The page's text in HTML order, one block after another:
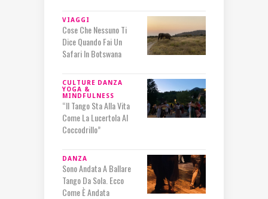
VIAGGI
Cose Che Nessuno Ti
Dice Quando Fai Un
Safari In Botswana
CULTURE DANZA
YOGA &
MINDFULNESS
“Il Tango Sta Alla Vita
Come La Lucertola Al
Coccodrillo”
DANZA
Sono Andata A Ballare
Tango Da Sola. Ecco
Come È Andata